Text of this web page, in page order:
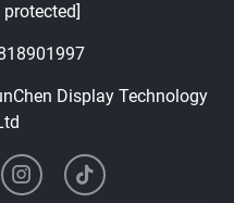
protected]
Display Technology